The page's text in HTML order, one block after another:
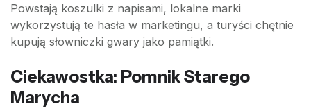
Powstają koszulki z napisami, lokalne marki
wykorzystują te hasła w marketingu, a turyści chętnie
kupują słowniczki gwary jako pamiątki.
Ciekawostka: Pomnik Starego
Marycha